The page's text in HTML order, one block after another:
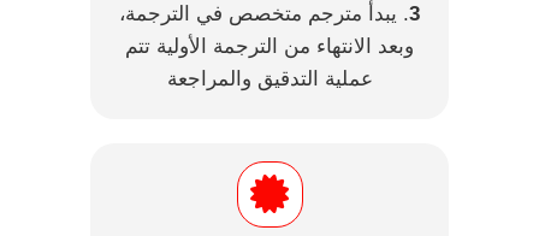
3. يبدأ مترجم متخصص في الترجمة،
وبعد الانتهاء من الترجمة الأولية تتم
عملية التدقيق والمراجعة